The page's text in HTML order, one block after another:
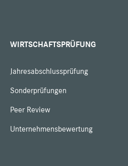
WIRTSCHAFTSPRÜFUNG
Jahresabschlussprüfung
Sonderprüfungen
Peer Review
Unternehmensbewertung